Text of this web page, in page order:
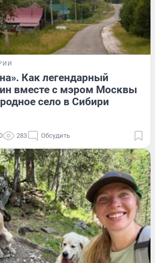
Как легендарный
вместе с мэром Москвы
село в Сибири
283 Обсудить